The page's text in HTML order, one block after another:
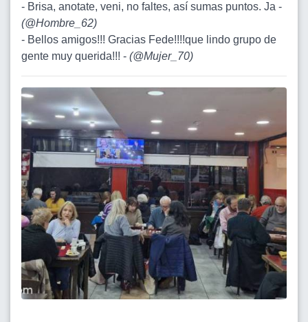
- Brisa, anotate, veni, no faltes, así sumas puntos. Ja -
(@Hombre_62)
- Bellos amigos!!! Gracias Fede!!!!que lindo grupo de
gente muy querida!!! - (@Mujer_70)